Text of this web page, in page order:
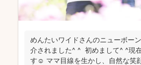
めんたいワイドさんのニューボー
介されました^ ^ 初めまして^ ^現
す☺︎ ママ目線を生かし、自然な笑